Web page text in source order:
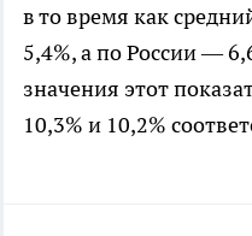
в то время как
5,4%, а по России —
значения этот
10,3% и 10,2%